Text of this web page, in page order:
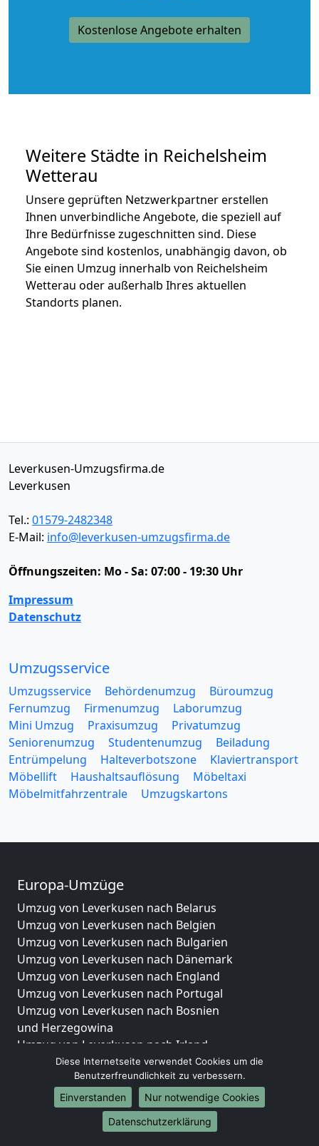
Kostenlose Angebote erhalten
Weitere Städte in Reichelsheim
Wetterau
Unsere geprüften Netzwerkpartner erstellen
Ihnen unverbindliche Angebote, die speziell auf
Ihre Bedürfnisse zugeschnitten sind. Diese
Angebote sind kostenlos, unabhängig davon, ob
Sie einen Umzug innerhalb von Reichelsheim
Wetterau oder außerhalb Ihres aktuellen
Standorts planen.
Leverkusen-Umzugsfirma.de
Leverkusen
Tel.: 01579-2482348
E-Mail: info@leverkusen-umzugsfirma.de
Öffnungszeiten: Mo - Sa: 07:00 - 19:30 Uhr
Impressum
Datenschutz
Umzugsservice
Umzugsservice Behördenumzug
Büroumzug
Fernumzug
Firmenumzug
Laborumzug
Mini Umzug
Praxisumzug
Privatumzug
Seniorenumzug
Studentenumzug
Beiladung
Entrümpelung
Halteverbotszone
Klaviertransport
Möbellift
Haushaltsauflösung
Möbeltaxi
Möbelmitfahrzentrale
Umzugskartons
Europa-Umzüge
Umzug von Leverkusen nach Belarus
Umzug von Leverkusen nach Belgien
Umzug von Leverkusen nach Bulgarien
Umzug von Leverkusen nach Dänemark
Umzug von Leverkusen nach England
Umzug von Leverkusen nach Portugal
Umzug von Leverkusen nach Bosnien
und Herzegowina
Umzug von Leverkusen nach Irland
Umzug von Leverkusen nach Lettland
Umzug von Leverkusen nach Zypern
Umzug von Leverkusen nach Kroatien
Umzug von Leverkusen nach Estland
Umzug von Leverkusen nach Finnland
Diese Internetseite verwendet Cookies um die
Benutzerfreundlichkeit zu verbessern.
Einverstanden
Nur notwendige Cookies
Datenschutzerklärung